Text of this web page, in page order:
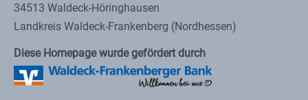
34513 Waldeck-Höringhausen
Landkreis Waldeck-Frankenberg (Nordhessen)
Diese Homepage wurde gefördert durch